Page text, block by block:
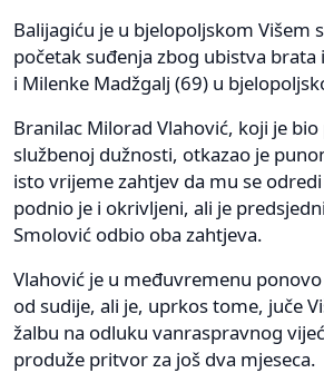
Balijagiću je u bjelopoljskom Višem
početak suđenja zbog ubistva brata
i Milenke Madžgalj (69) u
Branilac Milorad Vlahović, koji je
službenoj dužnosti, otkazao je
isto vrijeme zahtjev da mu se
podnio je i okrivljeni, ali je
Smolović odbio oba zahtjeva.
Vlahović je u međuvremenu
od sudije, ali je, uprkos tome, juče
žalbu na odluku vanraspravnog
produže pritvor za još dva mjeseca.